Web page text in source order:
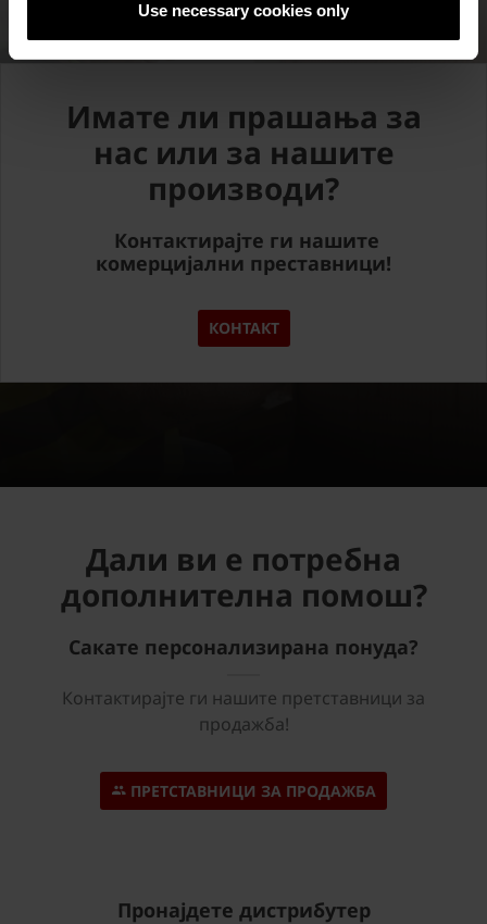
Use necessary cookies only
Имате ли прашања за
нас или за нашите
производи?
Контактирајте ги нашите
комерцијални преставници!
КОНТАКТ
Дали ви е потребна
дополнителна помош?
Сакате персонализирана понуда?
Контактирајте ги нашите претставници за
продажба!
ПРЕТСТАВНИЦИ ЗА ПРОДАЖБА
Пронајдете дистрибутер